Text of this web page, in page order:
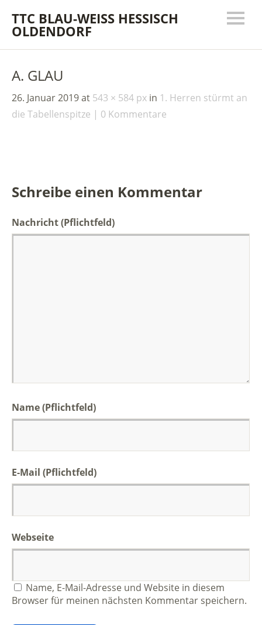
TTC BLAU-WEISS HESSISCH
OLDENDORF
A. GLAU
26. Januar 2019at 543 × 584 px in 1. Herren stürmt an
die Tabellenspitze
0 Kommentare
Schreibe einen Kommentar
Nachricht(Pflichtfeld)
Name(Pflichtfeld)
E-Mail (Pflichtfeld)
Webseite
Name, E-Mail-Adresse und Website in diesem
Browser für meinen nächsten Kommentar speichern.